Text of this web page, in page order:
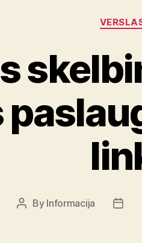
Post
By Informacija
Post